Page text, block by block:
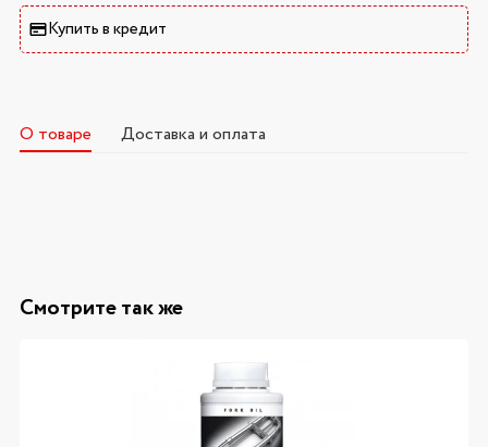
Купить в кредит
О товаре Доставка и оплата
Смотрите так же